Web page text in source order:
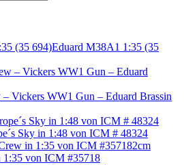
Eduard M38A1 1:35 (35
Vickers WW1 Gun – Eduard Brassin
Sky in 1:48 von ICM # 48324
2cm
von ICM #35718